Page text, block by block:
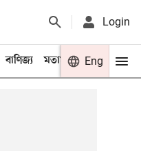
Login
বাণিজ্য মতামত খেলা
Eng